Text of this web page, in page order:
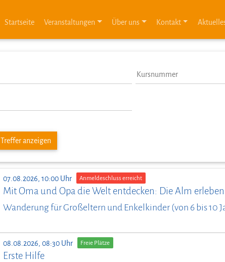
Startseite Veranstaltungen Über uns Kontakt
Treffer anzeigen
07.08.2026, 10:00 Uhr Anmeldeschluss erreicht
Mit Oma und Opa die Welt entdecken: Die Alm erleben
Wanderung für Großeltern und Enkelkinder (von 6 bis 10
08.08.2026, 08:30 Uhr Freie Plätze
Erste Hilfe